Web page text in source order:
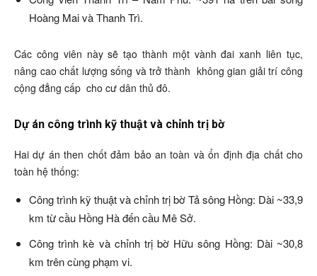
Hoàng Mai và Thanh Trì.
Các công viên này sẽ tạo thành một vành đai xanh liên tục,
nâng cao chất lượng sống và trở thành không gian giải trí công
cộng đẳng cấp cho cư dân thủ đô.
Dự án công trình kỹ thuật và chỉnh trị bờ
Hai dự án then chốt đảm bảo an toàn và ổn định địa chất cho
toàn hệ thống:
Công trình kỹ thuật và chỉnh trị bờ Tả sông Hồng: Dài ~33,9
km từ cầu Hồng Hà đến cầu Mê Sở.
Công trình kè và chỉnh trị bờ Hữu sông Hồng: Dài ~30,8
km trên cùng phạm vi.